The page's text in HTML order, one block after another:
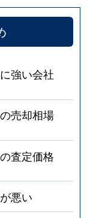
徒
徒
徒
強い会社
売却相場
査定価格
悪い